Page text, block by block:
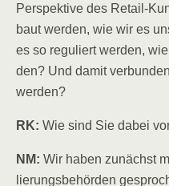
Per­spek­ti­ve des Retail-
baut wer­den, wie wir es
es so regu­liert wer­den,
den? Und damit
werden?
RK: Wie sind Sie dabei
NM: Wir haben zunächst
lie­rungs­be­hör­den